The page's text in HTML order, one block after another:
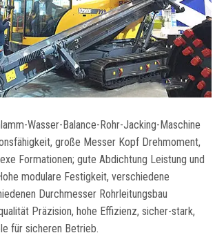
Wasser-Balance-Rohr-Jacking-Maschine
große Messer Kopf Drehmoment,
Formationen; gute Abdichtung Leistung und
modulare Festigkeit, verschiedene
Durchmesser Rohrleitungsbau
Präzision, hohe Effizienz, sicher-stark,
für sicheren Betrieb.